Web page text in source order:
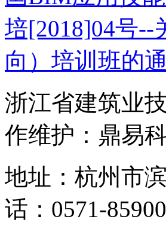
培[2018]04号--
向）培训班的
浙江省建筑业
作维护：鼎易
地址：杭州市
话：0571-